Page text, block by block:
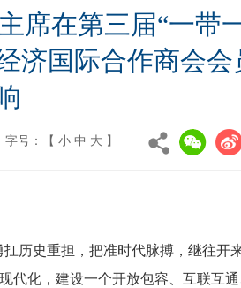
席在第三届“一带
济国际合作商会
字号：【 小 中 大 】
史重担，把准时代脉搏，继往开
代化，建设一个开放包容、互联互